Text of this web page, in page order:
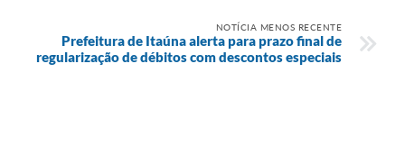
NOTÍCIA MENOS RECENTE
Prefeitura de Itaúna alerta para prazo final de
regularização de débitos com descontos especiais